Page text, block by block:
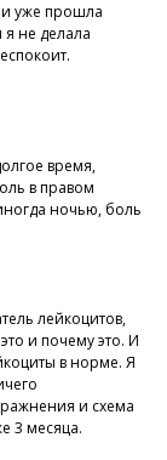
и уже прошла
не делала
время,
в правом
ночью, боль
лейкоцитов,
и почему это. И
в норме. Я
и схема
3 месяца.